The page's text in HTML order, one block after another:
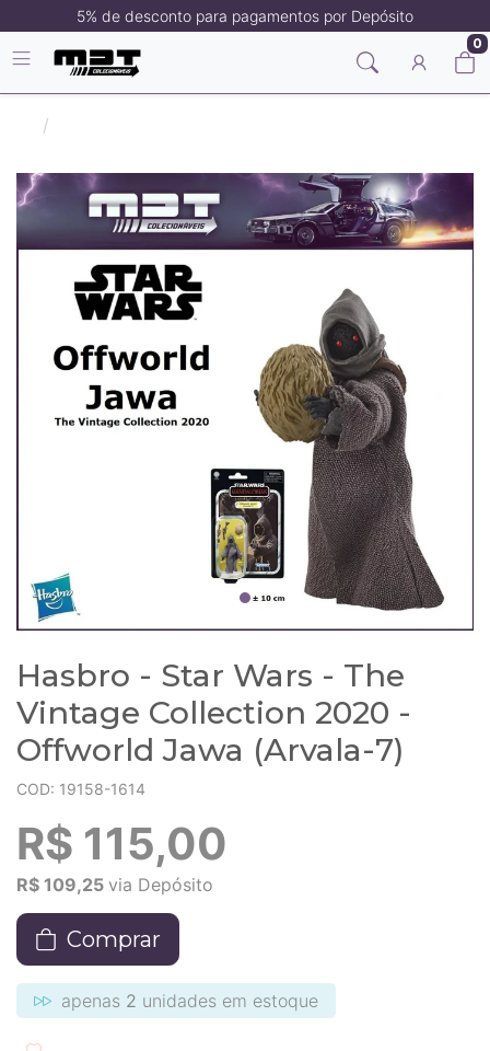
5% de desconto para pagamentos por Depósito
0
Hasbro - Star Wars - The
Vintage Collection 2020 -
Offworld Jawa (Arvala-7)
COD: 19158-1614
R$ 115,00
R$ 109,25 via Depósito
Comprar
apenas 2 unidades em estoque